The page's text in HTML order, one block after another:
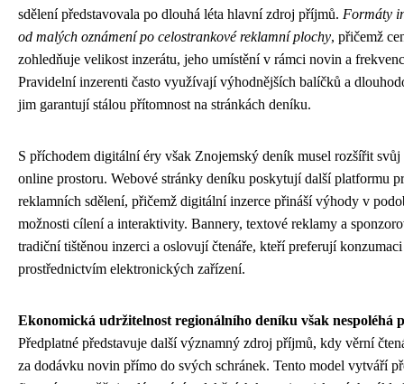
sdělení představovala po dlouhá léta hlavní zdroj příjmů. Formáty
od malých oznámení po celostrankové reklamní plochy, přičemž
zohledňuje velikost inzerátu, jeho umístění v rámci novin a
Pravidelní inzerenti často využívají výhodnějších balíčků a
jim garantují stálou přítomnost na stránkách deníku.
S příchodem digitální éry však Znojemský deník musel rozšířit
online prostoru. Webové stránky deníku poskytují další platformu
reklamních sdělení, přičemž digitální inzerce přináší výhody v
možnosti cílení a interaktivity. Bannery, textové reklamy a
tradiční tištěnou inzerci a oslovují čtenáře, kteří preferují
prostřednictvím elektronických zařízení.
Ekonomická udržitelnost regionálního deníku však nespoléhá
Předplatné představuje další významný zdroj příjmů, kdy věrní
za dodávku novin přímo do svých schránek. Tento model vytváří